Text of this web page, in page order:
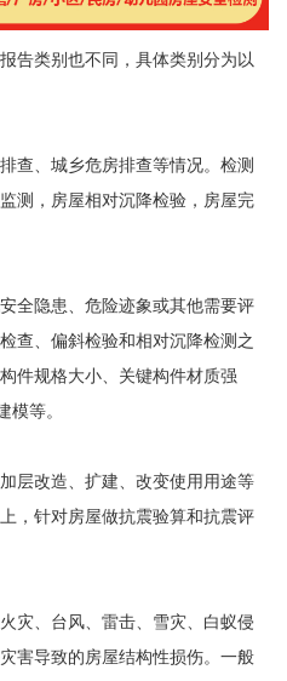
告类别也不同，具体类别分为以
查、城乡危房排查等情况。检测
测，房屋相对沉降检验，房屋完
全隐患、危险迹象或其他需要评
查、偏斜检验和相对沉降检测之
件规格大小、关键构件材质强
模等。
层改造、扩建、改变使用用途等
，针对房屋做抗震验算和抗震评
灾、台风、雷击、雪灾、白蚁侵
害导致的房屋结构性损伤。一般